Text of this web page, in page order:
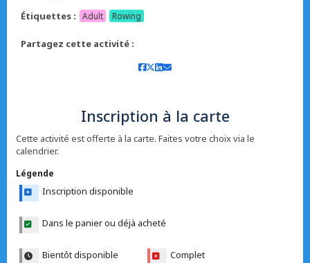
Étiquettes :
Adult Rowing
Partagez cette activité :
Inscription à la carte
Cette activité est offerte à la carte. Faites votre choix via le
calendrier.
Légende
Inscription disponible
Dans le panier ou déjà acheté
Bientôt disponible Complet